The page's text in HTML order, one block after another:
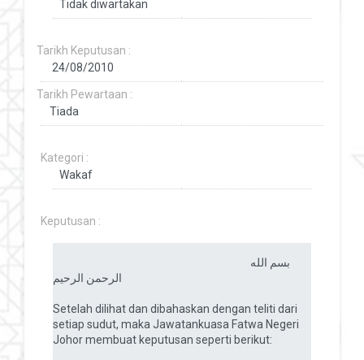
Tarikh Keputusan :
Tarikh Pewartaan :
Kategori :
Keputusan :